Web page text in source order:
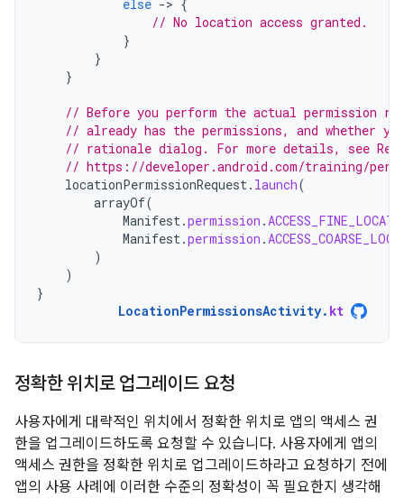
else -> {
// No location access granted.
}
}
}
// Before you perform the actual permission
// already has the permissions, and whether
// rationale dialog. For more details, see
// https://developer.android.com/training/
locationPermissionRequest . launch(
arrayOf(
Manifest .permission .
Manifest .permission .
)
)
}
LocationPermissionsActivity. kt
정확한 위치로 업그레이드 요청
사용자에게 대략적인 위치에서 정확한 위치로 앱의 액세스 권
한을 업그레이드하도록 요청할 수 있습니다. 사용자에게 앱의
액세스 권한을 정확한 위치로 업그레이드하라고 요청하기 전에
앱의 사용 사례에 이러한 수준의 정확성이 꼭 필요한지 생각해